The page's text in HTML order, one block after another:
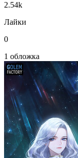
2.54k
Лайки
0
1 обложка